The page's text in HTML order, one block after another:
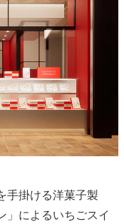
手掛ける洋菓子製
」によるいちごスイ